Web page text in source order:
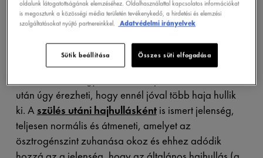
Átlagosan,a nők 100 hajszálat veszítenek naponta,
után úgy érezheti, hogy ennél jóval több haja hullik
ki. A szülés utáni hajhulláskéntis ismert jelenség,
teljesen normális és átmeneti, amelyet az
ösztrogénszint zuhanása okoz és ehhez adódik
oldalunk látogatottságának elemzéséhez. Oldalhasználattal kapcsolatos információkat
is megosztunk a közösségi média területén tevékenykedő, a hirdetési és elemzési
szolgáltatásokat nyújtó partnereinkkel.
Adatvédelmi irányelvek
Sütik beállítása Összes süti elfogadása